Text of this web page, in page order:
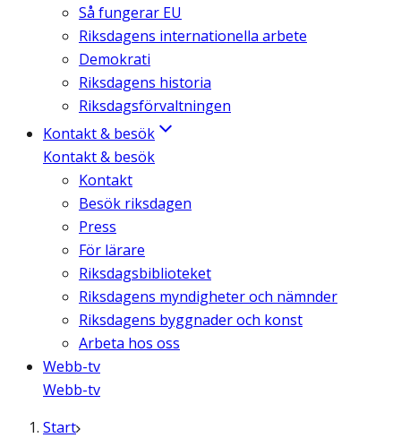
Så fungerar EU
Riksdagens internationella arbete
Demokrati
Riksdagens historia
Riksdagsförvaltningen
Kontakt & besök
Kontakt & besök
Kontakt
Besök riksdagen
Press
För lärare
Riksdagsbiblioteket
Riksdagens myndigheter och nämnder
Riksdagens byggnader och konst
Arbeta hos oss
Webb-tv
Webb-tv
Start